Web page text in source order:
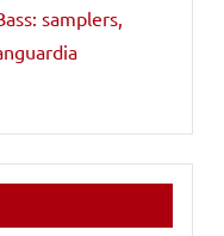
samplers,